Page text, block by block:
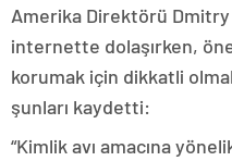
Amerika Direktörü Dmitry
internette dolaşırken,
korumak için dikkatli
şunları kaydetti:
“Kimlik avı amacına